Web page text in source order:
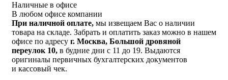
Наличные в офисе
В любом офисе компании
При наличной оплате, мы извещаем Вас о наличии
товара на складе. Забрать и оплатить заказ можно в нашем
офисе по адресу г. Москва, Большой дровяной
переулок 10, в будние дни с 11 до 19. Выдаются
оригиналы первичных бухгалтерских документов
и кассовый чек.